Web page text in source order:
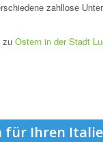
zahllose
zu Ostern in der Stadt
für Ihren